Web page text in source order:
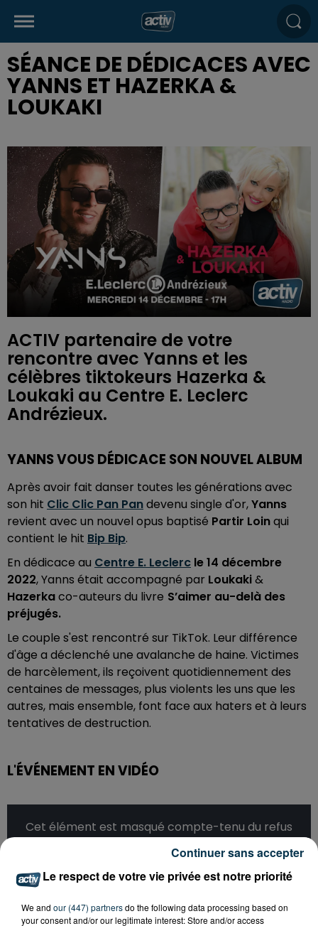
SÉANCE DE DÉDICACES AVEC
YANNS ET HAZERKA &
LOUKAKI
ACTIV partenaire de votre
rencontre avec Yanns et les
célèbres tiktokeurs Hazerka &
Loukaki au Centre E. Leclerc
Andrézieux.
YANNS VOUS DÉDICACE SON NOUVEL ALBUM
Après avoir fait danser toutes les générations avec
son hit Clic Clic Pan Pandevenu single d'or,Yanns
revient avec un nouvel opus baptisé Partir Loinqui
contient le hit Bip Bip.
En dédicace au Centre E. Leclerc le 14 décembre
2022, Yanns était accompagné par Loukaki&
Hazerkaco-auteurs du livre S’aimer au-delà des
préjugés.
Le couple s'est rencontré sur TikTok. Leur différence
d'âge a déclenché une avalanche de haine. Victimes
de harcèlement, ils reçoivent quotidiennement des
centaines de messages, plus violents les uns que les
autres, mais ensemble, font face aux haters et à leurs
tentatives de destruction.
L'ÉVÉNEMENT EN VIDÉO
Cet élément est masqué compte-tenu du refus
vous souhaitez l'afficher, merci de nous donner
votre accord en cliquant sur le bouton ci-
Le respect de votre vie privée est notre priorité
We and our (447) partnersdo the following data processing based on
your consent and/or our legitimate interest: Store and/or access
Continuer sans accepter